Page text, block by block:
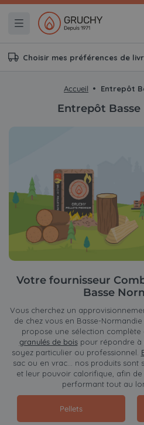
Choisir mes préférences de
Accueil Entrepôt
Entrepôt
Votre fournisseur
Basse
Vous cherchez un
de chez vous en Basse-
propose une sélection complète
granulés de boispour répondre à
soyez particulier ou professionnel.
sac ou en vrac… nos produits sont
et leur pouvoir calorifique, afin
performant tout au
Pellets